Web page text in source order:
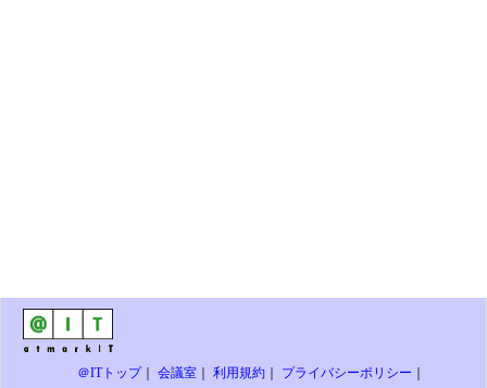
＠ITトップ｜ 会議室 利用規約 プライバシーポリシー